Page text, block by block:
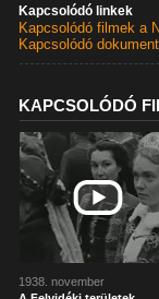
Kapcsolódó linkek
Kapcsolódó filmek a
Kapcsolódó
KAPCSOLÓDÓ
1938. november